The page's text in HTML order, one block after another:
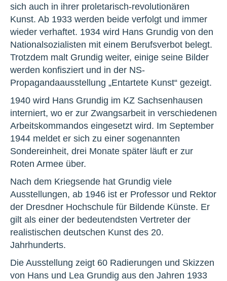
sich auch in ihrer proletarisch-revolutionären
Kunst. Ab 1933 werden beide verfolgt und immer
wieder verhaftet. 1934 wird Hans Grundig von den
Nationalsozialisten mit einem Berufsverbot belegt.
Trotzdem malt Grundig weiter, einige seine Bilder
werden konfisziert und in der NS-
Propagandaausstellung „Entartete Kunst“ gezeigt.
1940 wird Hans Grundig im KZ Sachsenhausen
interniert, wo er zur Zwangsarbeit in verschiedenen
Arbeitskommandos eingesetzt wird. Im September
1944 meldet er sich zu einer sogenannten
Sondereinheit, drei Monate später läuft er zur
Roten Armee über.
Nach dem Kriegsende hat Grundig viele
Ausstellungen, ab 1946 ist er Professor und Rektor
der Dresdner Hochschule für Bildende Künste. Er
gilt als einer der bedeutendsten Vertreter der
realistischen deutschen Kunst des 20.
Jahrhunderts.
Die Ausstellung zeigt 60 Radierungen und Skizzen
von Hans und Lea Grundig aus den Jahren 1933